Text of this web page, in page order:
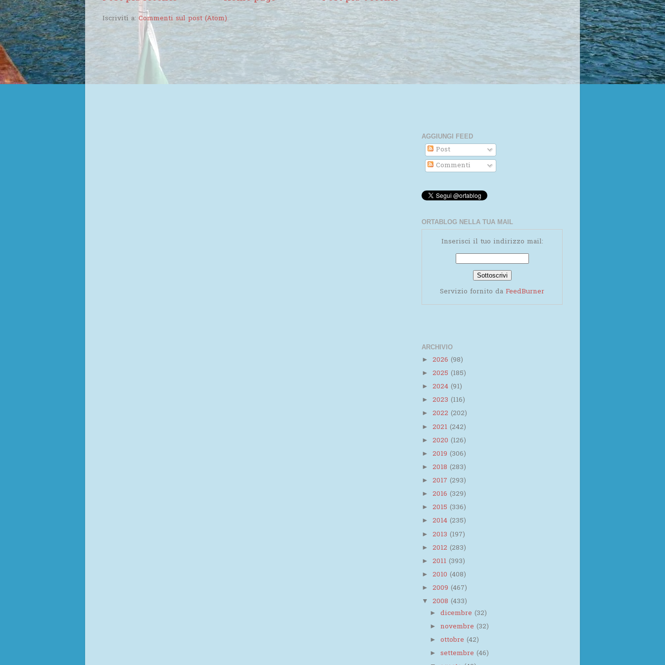
Iscriviti a: Commenti sul post (Atom)
AGGIUNGI FEED
Post
Commenti
ORTABLOG NELLA TUA MAIL
Inserisci il tuo indirizzo mail:
Servizio fornito da FeedBurner
ARCHIVIO
► 2026 (98)
► 2025 (185)
► 2024 (91)
► 2023 (116)
► 2022 (202)
► 2021 (242)
► 2020 (126)
► 2019 (306)
► 2018 (283)
► 2017 (293)
► 2016 (329)
► 2015 (336)
► 2014 (235)
► 2013 (197)
► 2012 (283)
► 2011 (393)
► 2010 (408)
► 2009 (467)
▼ 2008 (433)
►dicembre(32)
►novembre(32)
►ottobre(42)
►settembre(46)